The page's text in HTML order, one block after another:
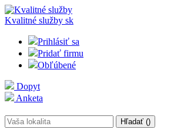
Kvalitné služby sk
Prihlásiť sa
Pridať firmu
Obľúbené
Dopyt
Anketa
Hľadať ()